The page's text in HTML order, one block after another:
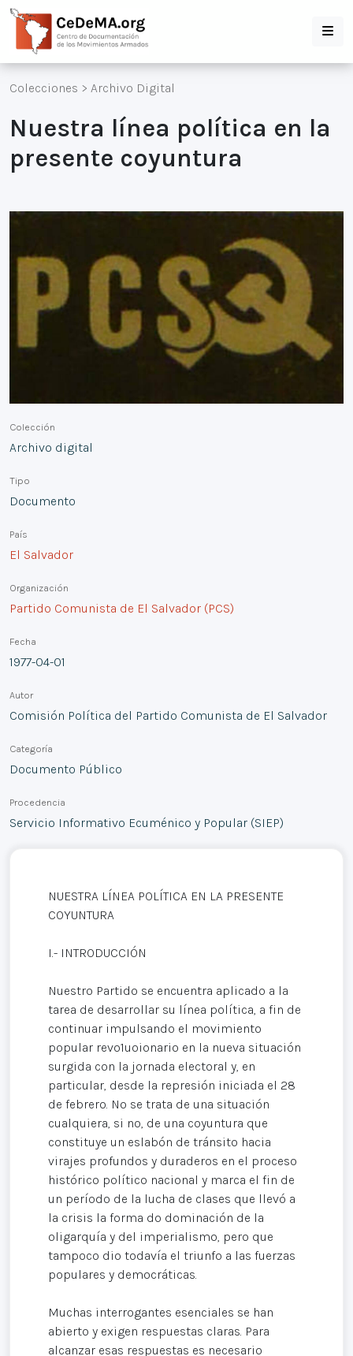
Colecciones > Archivo Digital
Nuestra línea política en la
presente coyuntura
Colección
Archivo digital
Tipo
Documento
País
El Salvador
Organización
Partido Comunista de El Salvador (PCS)
Fecha
1977-04-01
Autor
Comisión Política del Partido Comunista de El Salvador
Categoría
Documento Público
Procedencia
Servicio Informativo Ecuménico y Popular (SIEP)
NUESTRA LÍNEA POLÍTICA EN LA PRESENTE
COYUNTURA
I.- INTRODUCCIÓN
Nuestro Partido se encuentra aplicado a la
tarea de desarrollar su línea política, a fin de
continuar impulsando el movimiento
popular revo1uoionario en la nueva situación
surgida con la jornada electoral y, en
particular, desde la represión iniciada el 28
de febrero. No se trata de una situación
cualquiera, si no, de una coyuntura que
constituye un eslabón de tránsito hacia
virajes profundos y duraderos en el proceso
histórico político nacional y marca el fin de
un período de la lucha de clases que llevó a
la crisis la forma do dominación de la
oligarquía y del imperialismo, pero que
tampoco dio todavía el triunfo a las fuerzas
populares y democráticas.
Muchas interrogantes esenciales se han
abierto y exigen respuestas claras. Para
alcanzar esas respuestas es necesario